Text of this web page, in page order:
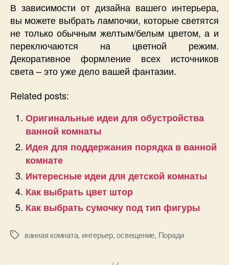
В зависимости от дизайна вашего интерьера,
вы можете выбрать лампочки, которые светятся
не только обычным желтым/белым цветом, а и
переключаются на цветной режим.
Декоративное формление всех источников
света – это уже дело вашей фантазии.
Related posts:
Оригинальные идеи для обустройства
ванной комнаты
Идея для поддержания порядка в ванной
комнате
Интересные идеи для детской комнаты
Как выбрать цвет штор
Как выбрать сумочку под тип фигуры
Позначкиванная комната, интерьер,освещение, Поради